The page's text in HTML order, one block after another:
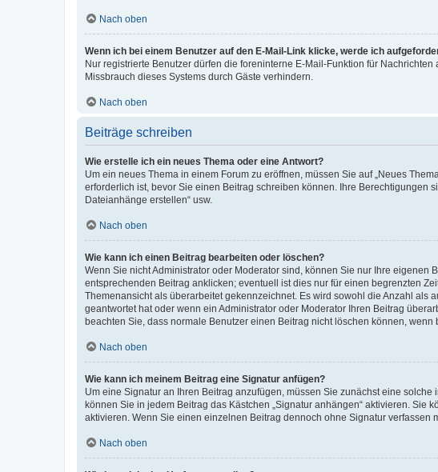
Nach oben
Wenn ich bei einem Benutzer auf den E-Mail-Link klicke, werde ich
Nur registrierte Benutzer dürfen die foreninterne E-Mail-Funktion für
Missbrauch dieses Systems durch Gäste verhindern.
Nach oben
Beiträge schreiben
Wie erstelle ich ein neues Thema oder eine Antwort?
Um ein neues Thema in einem Forum zu eröffnen, müssen Sie auf „Neues
erforderlich ist, bevor Sie einen Beitrag schreiben können. Ihre Berechtigungen
Dateianhänge erstellen“ usw.
Nach oben
Wie kann ich einen Beitrag bearbeiten oder löschen?
Wenn Sie nicht Administrator oder Moderator sind, können Sie nur Ihre
entsprechenden Beitrag anklicken; eventuell ist dies nur für einen begrenzten
Themenansicht als überarbeitet gekennzeichnet. Es wird sowohl die Anzahl als
geantwortet hat oder wenn ein Administrator oder Moderator Ihren Beitrag
beachten Sie, dass normale Benutzer einen Beitrag nicht löschen können, wenn
Nach oben
Wie kann ich meinem Beitrag eine Signatur anfügen?
Um eine Signatur an Ihren Beitrag anzufügen, müssen Sie zunächst eine
können Sie in jedem Beitrag das Kästchen „Signatur anhängen“ aktivieren.
aktivieren. Wenn Sie einen einzelnen Beitrag dennoch ohne Signatur verfassen
Nach oben